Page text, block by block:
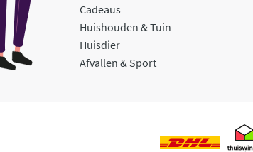
Cadeaus
Huishouden & Tuin
Huisdier
Afvallen & Sport